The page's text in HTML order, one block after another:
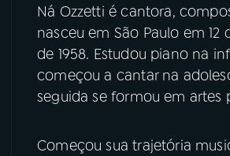
08 FESTIVAL DE MÚSICA
ACOMPANHE A RÁDIO NACIONAL
YouTube
Ná Ozzetti é cantora,
nasceu em São Paulo em 12
de 1958. Estudou piano na
começou a cantar na
seguida se formou em artes
Começou sua trajetória